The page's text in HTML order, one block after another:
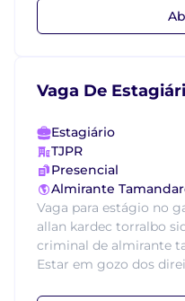
Vaga De
Estagiário
TJPR
Presencial
Almirante
Vaga para estágio no
allan kardec torralbo
criminal de almirante
Estar em gozo dos